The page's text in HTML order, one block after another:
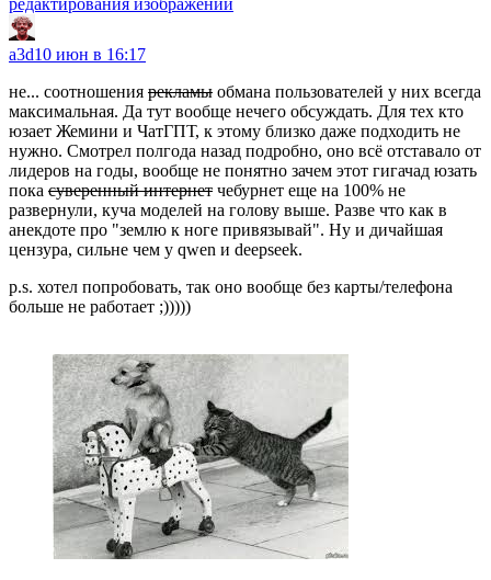
редактирования изображений
a3d10 июн в 16:17
не... соотношения рекламы обмана пользователей у них всегда
максимальная. Да тут вообще нечего обсуждать. Для тех кто
юзает Жемини и ЧатГПТ, к этому близко даже подходить не
нужно. Смотрел полгода назад подробно, оно всё отставало от
лидеров на годы, вообще не понятно зачем этот гигачад юзать
пока суверенный интернет чебурнет еще на 100% не
развернули, куча моделей на голову выше. Разве что как в
анекдоте про "землю к ноге привязывай". Ну и дичайшая
цензура, сильне чем у qwen и deepseek.
p.s. хотел попробовать, так оно вообще без карты/телефона
больше не работает ;)))))